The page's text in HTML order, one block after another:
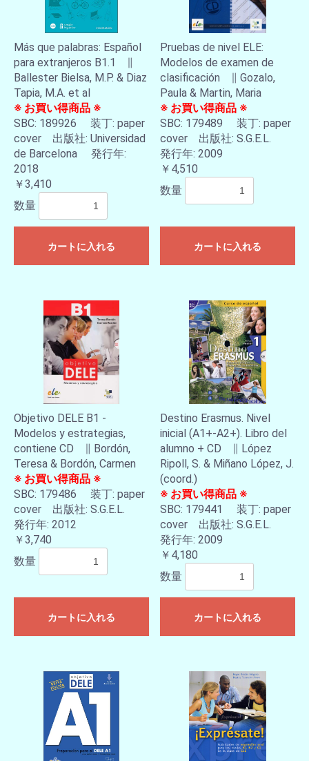
Más que palabras: Español
para extranjeros B1.1 ∥
Ballester Bielsa, M.P. & Diaz
Tapia, M.A. et al
※ お買い得商品 ※
SBC: 189926 装丁: paper
cover 出版社: Universidad
de Barcelona 発行年:
2018
￥3,410
数量
カートに入れる
Pruebas de nivel ELE:
Modelos de examen de
clasificación ∥ Gozalo,
Paula & Martin, Maria
※ お買い得商品 ※
SBC: 179489 装丁: paper
cover 出版社: S.G.E.L.
発行年: 2009
￥4,510
数量
カートに入れる
Objetivo DELE B1 -
Modelos y estrategias,
contiene CD ∥ Bordón,
Teresa & Bordón, Carmen
※ お買い得商品 ※
SBC: 179486 装丁: paper
cover 出版社: S.G.E.L.
発行年: 2012
￥3,740
数量
カートに入れる
Destino Erasmus. Nivel
inicial (A1+-A2+). Libro del
alumno + CD ∥ López
Ripoll, S. & Miñano López, J.
(coord.)
※ お買い得商品 ※
SBC: 179441 装丁: paper
cover 出版社: S.G.E.L.
発行年: 2009
￥4,180
数量
カートに入れる